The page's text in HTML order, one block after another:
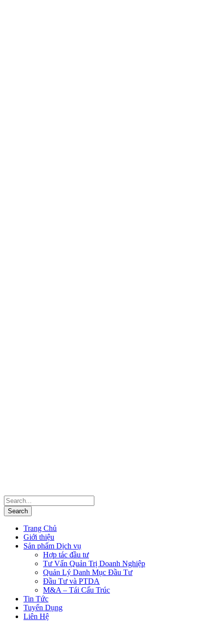
Trang Chủ
Giới thiệu
Sản phẩm Dịch vụ
Hợp tác đầu tư
Tư Vấn Quản Trị Doanh Nghiệp
Quản Lý Danh Mục Đầu Tư
Đầu Tư và PTDA
M&A – Tái Cấu Trúc
Tin Tức
Tuyển Dụng
Liên Hệ